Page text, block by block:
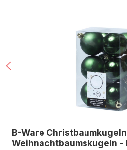
B-Ware
Weihnachtbaumskugeln -